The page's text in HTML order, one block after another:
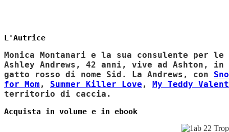
L'Autrice
Monica Montanari e la sua consulente per
Ashley Andrews, 42 anni, vive ad Ashton,
gatto rosso di nome Sid. La Andrews, con
for Mom , Summer Killer Love ,
My Teddy
territorio di caccia.
Acquista in volume e in ebook